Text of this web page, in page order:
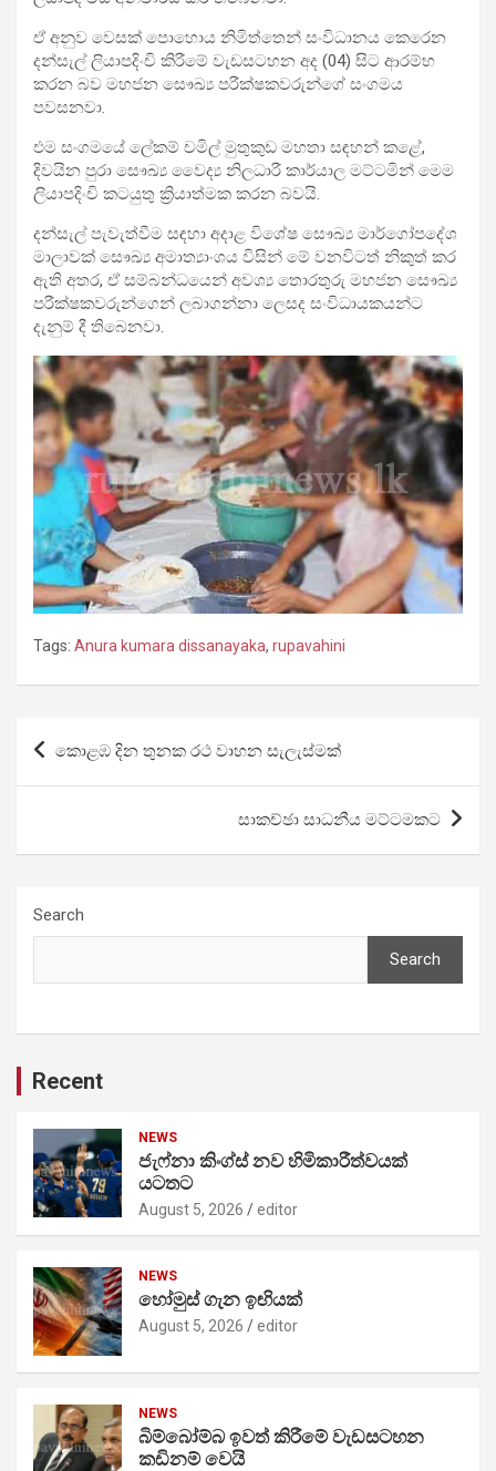
ඒ අනුව වෙසක් පොහොය නිමිත්තෙන් සංවිධානය කෙරෙන
දන්සැල් ලියාපදිංචි කිරීමේ වැඩසටහන අද (04) සිට ආරම්භ
කරන බව මහජන සෞඛ්‍ය පරීක්ෂකවරුන්ගේ සංගමය
පවසනවා.
එම සංගමයේ ලේකම් චමිල් මුතුකුඩ මහතා සඳහන් කළේ,
දිවයින පුරා සෞඛ්‍ය වෛද්‍ය නිලධාරී කාර්යාල මට්ටමින් මෙම
ලියාපදිංචි කටයුතු ක්‍රියාත්මක කරන බවයි.
දන්සැල් පැවැත්වීම සඳහා අදාළ විශේෂ සෞඛ්‍ය මාර්ගෝපදේශ
මාලාවක් සෞඛ්‍ය අමාත්‍යාංශය විසින් මේ වනවිටත් නිකුත් කර
ඇති අතර, ඒ සම්බන්ධයෙන් අවශ්‍ය තොරතුරු මහජන සෞඛ්‍ය
පරීක්ෂකවරුන්ගෙන් ලබාගන්නා ලෙසද සංවිධායකයන්ට
දැනුම් දී තිබෙනවා.
Tags: Anura kumara dissanayaka, rupavahini
Post
navigation
කොළඹ දින තුනක රථ වාහන සැලැස්මක්
සාකච්ඡා සාධනීය මට්ටමකට
Search
Search
Recent
NEWS
ජැෆ්නා කිංග්ස් නව හිමිකාරීත්වයක්
යටතට
August 5, 2026 editor
NEWS
හෝමුස් ගැන ඉඟියක්
August 5, 2026 editor
NEWS
බිම්බෝම්බ ඉවත් කිරීමේ වැඩසටහන
කඩිනම් වෙයි